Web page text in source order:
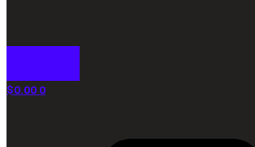
$0.00 0